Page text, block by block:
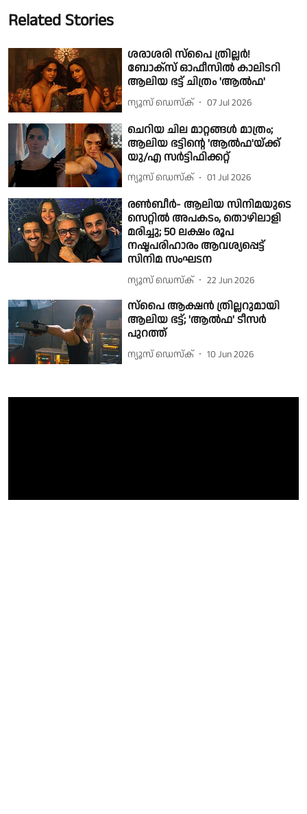
Related Stories
ശരാശരി സ്പൈ ത്രില്ലർ!
ബോക്സ് ഓഫീസിൽ കാലിടറി
ആലിയ ഭട്ട് ചിത്രം 'ആൽഫ'
ന്യൂസ് ഡെസ്ക് 07 Jul 2026
ചെറിയ ചില മാറ്റങ്ങൾ മാത്രം;
ആലിയ ഭട്ടിന്റെ 'ആൽഫ'യ്ക്ക്
യു/എ സർട്ടിഫിക്കറ്റ്
ന്യൂസ് ഡെസ്ക് 01 Jul 2026
രൺബീർ- ആലിയ സിനിമയുടെ
സെറ്റിൽ അപകടം, തൊഴിലാളി
മരിച്ചു; 50 ലക്ഷം രൂപ
നഷ്ടപരിഹാരം ആവശ്യപ്പെട്ട്
സിനിമ സംഘടന
ന്യൂസ് ഡെസ്ക് 22 Jun 2026
സ്പൈ ആക്ഷൻ ത്രില്ലറുമായി
ആലിയ ഭട്ട്; 'ആൽഫ' ടീസർ
പുറത്ത്
ന്യൂസ് ഡെസ്ക് 10 Jun 2026